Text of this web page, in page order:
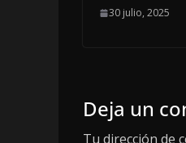
30 julio, 2025
Deja un
Tu dirección de